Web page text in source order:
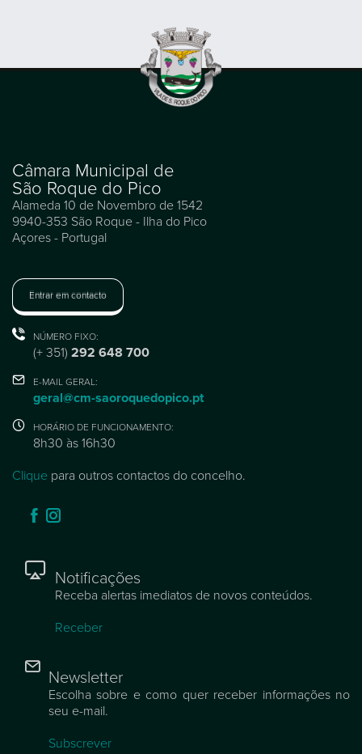
Câmara Municipal de
São Roque do Pico
Alameda 10 de Novembro de 1542
9940-353 São Roque - Ilha do Pico
Açores - Portugal
Entrar em contacto
NÚMERO FIXO:
(+ 351) 292 648 700
E-MAIL GERAL:
geral@cm-saoroquedopico.pt
HORÁRIO DE FUNCIONAMENTO:
8h30 às 16h30
Clique para outros contactos do concelho.
Notificações
Receba alertas imediatos de novos conteúdos.
Receber
Newsletter
Escolha sobre e como quer receber informações no
seu e-mail.
Subscrever